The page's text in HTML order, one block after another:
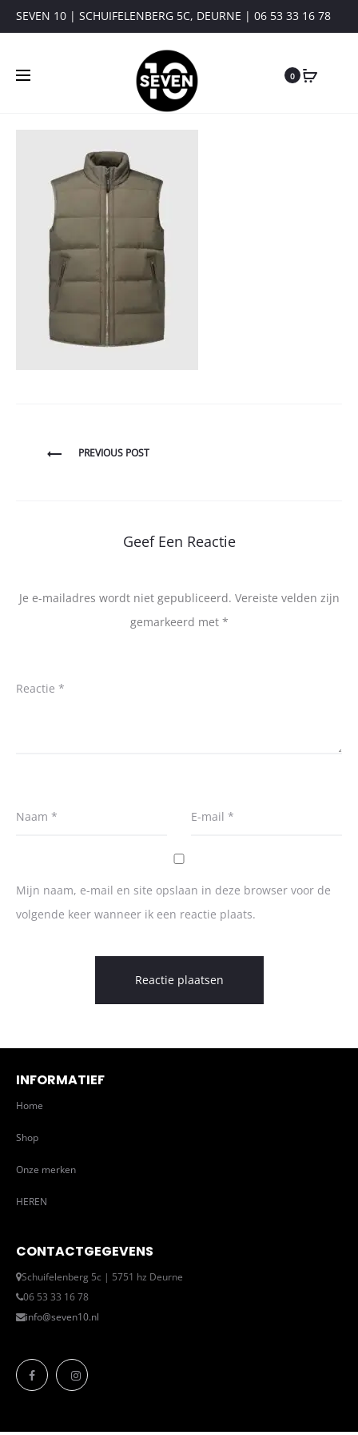
SEVEN 10 | SCHUIFELENBERG 5C, DEURNE | 06 53 33 16 78
0
BerichtPREVIOUS POST
Geef Een Reactie
Je e-mailadres wordt niet gepubliceerd. Vereiste velden zijn
gemarkeerd met *
Reactie *
Naam * E-mail *
Mijn naam, e-mail en site opslaan in deze browser voor de
volgende keer wanneer ik een reactie plaats.
INFORMATIEF
Home
Shop
Onze merken
HEREN
CONTACTGEGEVENS
Schuifelenberg 5c | 5751 hz Deurne
06 53 33 16 78
info@seven10.nl